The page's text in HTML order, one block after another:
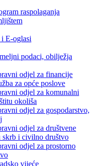
raspolaganja
E-oglasi
podaci, obilježja
odjel za financije
za opće poslove
odjel za komunalni
okoliša
odjel za gospodarstvo,
odjel za društvene
skrb i civilno društvo
odjel za prostorno
vijeće